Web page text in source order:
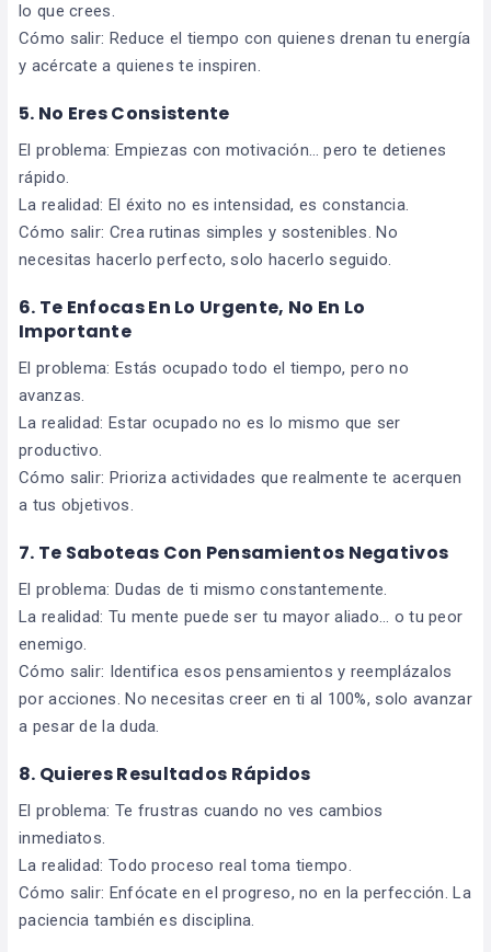
lo que crees.
Cómo salir: Reduce el tiempo con quienes drenan tu energía
y acércate a quienes te inspiren.
5. No Eres Consistente
El problema: Empiezas con motivación… pero te detienes
rápido.
La realidad: El éxito no es intensidad, es constancia.
Cómo salir: Crea rutinas simples y sostenibles. No
necesitas hacerlo perfecto, solo hacerlo seguido.
6. Te Enfocas En Lo Urgente, No En Lo
Importante
El problema: Estás ocupado todo el tiempo, pero no
avanzas.
La realidad: Estar ocupado no es lo mismo que ser
productivo.
Cómo salir: Prioriza actividades que realmente te acerquen
a tus objetivos.
7. Te Saboteas Con Pensamientos Negativos
El problema: Dudas de ti mismo constantemente.
La realidad: Tu mente puede ser tu mayor aliado… o tu peor
enemigo.
Cómo salir: Identifica esos pensamientos y reemplázalos
por acciones. No necesitas creer en ti al 100%, solo avanzar
a pesar de la duda.
8. Quieres Resultados Rápidos
El problema: Te frustras cuando no ves cambios
inmediatos.
La realidad: Todo proceso real toma tiempo.
Cómo salir: Enfócate en el progreso, no en la perfección. La
paciencia también es disciplina.